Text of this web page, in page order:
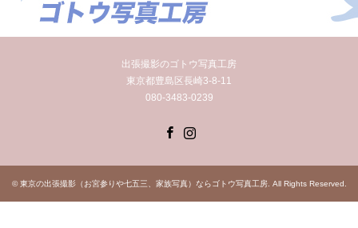
出張撮影のゴトウ写真工房
東京都豊島区長崎3-8-11
080-3483-0239
©東京の出張撮影（お宮参りや七五三、家族写真）ならゴトウ写真工房. All Rights Reserved.